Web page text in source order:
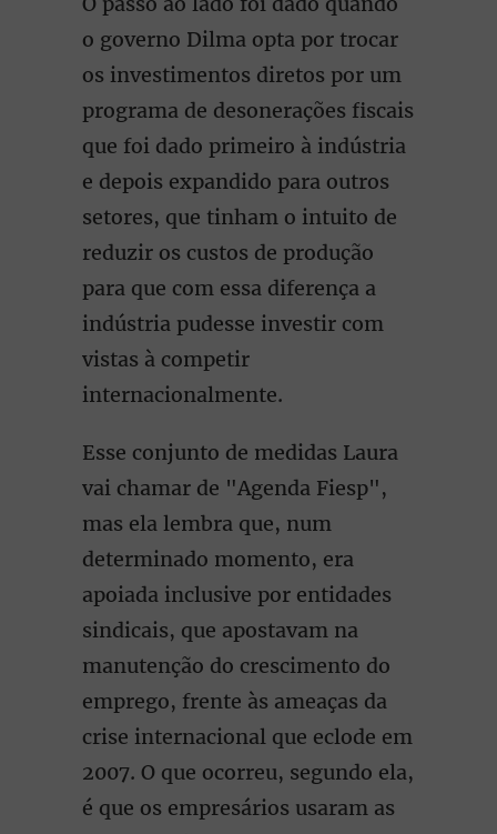
o governo Dilma opta por trocar
os investimentos diretos por um
programa de desonerações fiscais
que foi dado primeiro à indústria
e depois expandido para outros
setores, que tinham o intuito de
reduzir os custos de produção
para que com essa diferença a
indústria pudesse investir com
vistas à competir
internacionalmente.
Esse conjunto de medidas Laura
vai chamar de "Agenda Fiesp",
mas ela lembra que, num
determinado momento, era
apoiada inclusive por entidades
sindicais, que apostavam na
manutenção do crescimento do
emprego, frente às ameaças da
crise internacional que eclode em
2007. O que ocorreu, segundo ela,
é que os empresários usaram as